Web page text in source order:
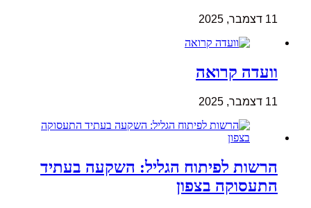
11 דצמבר, 2025
וועדה קרואה
11 דצמבר, 2025
הרשות לפיתוח הגליל: השקעה בעתיד
התעסוקה בצפון